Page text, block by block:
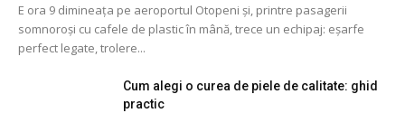
E ora 9 dimineața pe aeroportul Otopeni și, printre pasagerii
somnoroși cu cafele de plastic în mână, trece un echipaj: eșarfe
perfect legate, trolere...
Cum alegi o curea de piele de calitate: ghid
practic